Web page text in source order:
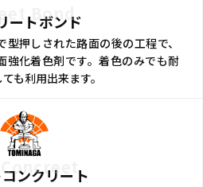
Bond
ートボンド
押しされた路面の後の工程で、
強化着色剤です。着色のみでも耐
も利用出来ます。
ンクリート